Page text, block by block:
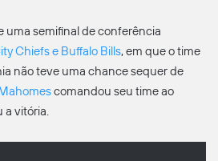
uma semifinal de conferência
Chiefs e Buffalo Bills, em que o time
não teve uma chance sequer de
comandou seu time ao
a vitória.